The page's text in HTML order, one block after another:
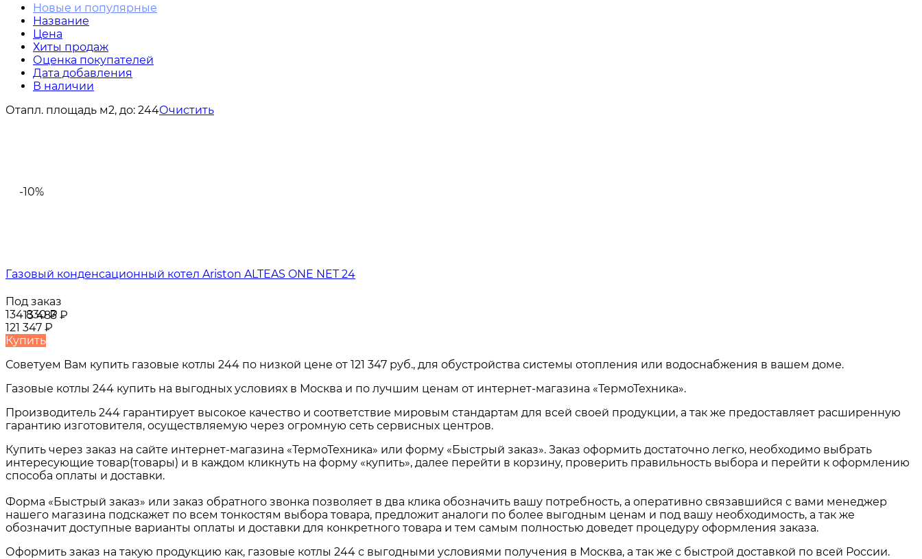
Новые и популярные
Название
Цена
Хиты продаж
Оценка покупателей
Дата добавления
В наличии
Отапл. площадь м2, до: 244Очистить
-10%
-13 483 ₽
Газовый конденсационный котел Ariston ALTEAS ONE NET 24
Под заказ
134 830₽
121 347 ₽
Купить
Советуем Вам купить газовые котлы 244 по низкой цене от 121 347 руб., для обустройства системы отопления или водоснабжения в вашем доме.
Газовые котлы 244 купить на выгодных условиях в Москва и по лучшим ценам от интернет-магазина «ТермоТехника».
Производитель 244 гарантирует высокое качество и соответствие мировым стандартам для всей своей продукции, а так же предоставляет расширенную
гарантию изготовителя, осуществляемую через огромную сеть сервисных центров.
Купить через заказ на сайте интернет-магазина «ТермоТехника» или форму «Быстрый заказ». Заказ оформить достаточно легко, необходимо выбрать
интересующие товар(товары) и в каждом кликнуть на форму «купить», далее перейти в корзину, проверить правильность выбора и перейти к оформлению
способа оплаты и доставки.
Форма «Быстрый заказ» или заказ обратного звонка позволяет в два клика обозначить вашу потребность, а оперативно связавшийся с вами менеджер
нашего магазина подскажет по всем тонкостям выбора товара, предложит аналоги по более выгодным ценам и под вашу необходимость, а так же
обозначит доступные варианты оплаты и доставки для конкретного товара и тем самым полностью доведет процедуру оформления заказа.
Оформить заказ на такую продукцию как, газовые котлы 244 с выгодными условиями получения в Москва, а так же с быстрой доставкой по всей России.